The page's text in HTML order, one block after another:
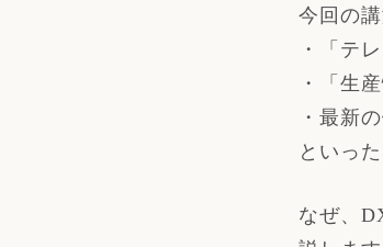
今回の講
・「テ
・「生
・最新
といっ
なぜ、